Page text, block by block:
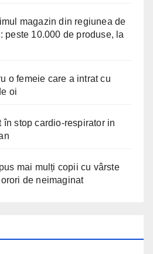
magazin din regiunea de
peste 10.000 de produse, la
o femeie care a intrat cu
oi
în stop cardio-respirator in
mai mulți copii cu vârste
de neimaginat